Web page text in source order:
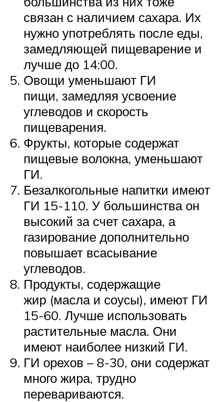
связан с наличием сахара. Их
нужно употреблять после еды,
замедляющей пищеварение и
лучше до 14:00.
Овощи уменьшают ГИ
пищи, замедляя усвоение
углеводов и скорость
пищеварения.
Фрукты, которые содержат
пищевые волокна, уменьшают
ГИ.
Безалкогольные напитки имеют
ГИ 15-110. У большинства он
высокий за счет сахара, а
газирование дополнительно
повышает всасывание
углеводов.
Продукты, содержащие
жир (масла и соусы), имеют ГИ
15-60. Лучше использовать
растительные масла. Они
имеют наиболее низкий ГИ.
ГИ орехов – 8-30, они содержат
много жира, трудно
перевариваются.